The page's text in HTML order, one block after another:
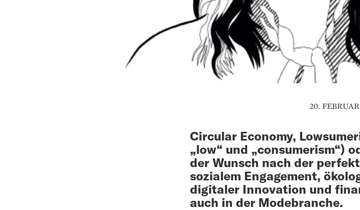
20.
Circular Economy,
„low“ und „consumerism“)
der Wunsch nach der
sozialem Engagement,
digitaler Innovation und
auch in der Modebranche.